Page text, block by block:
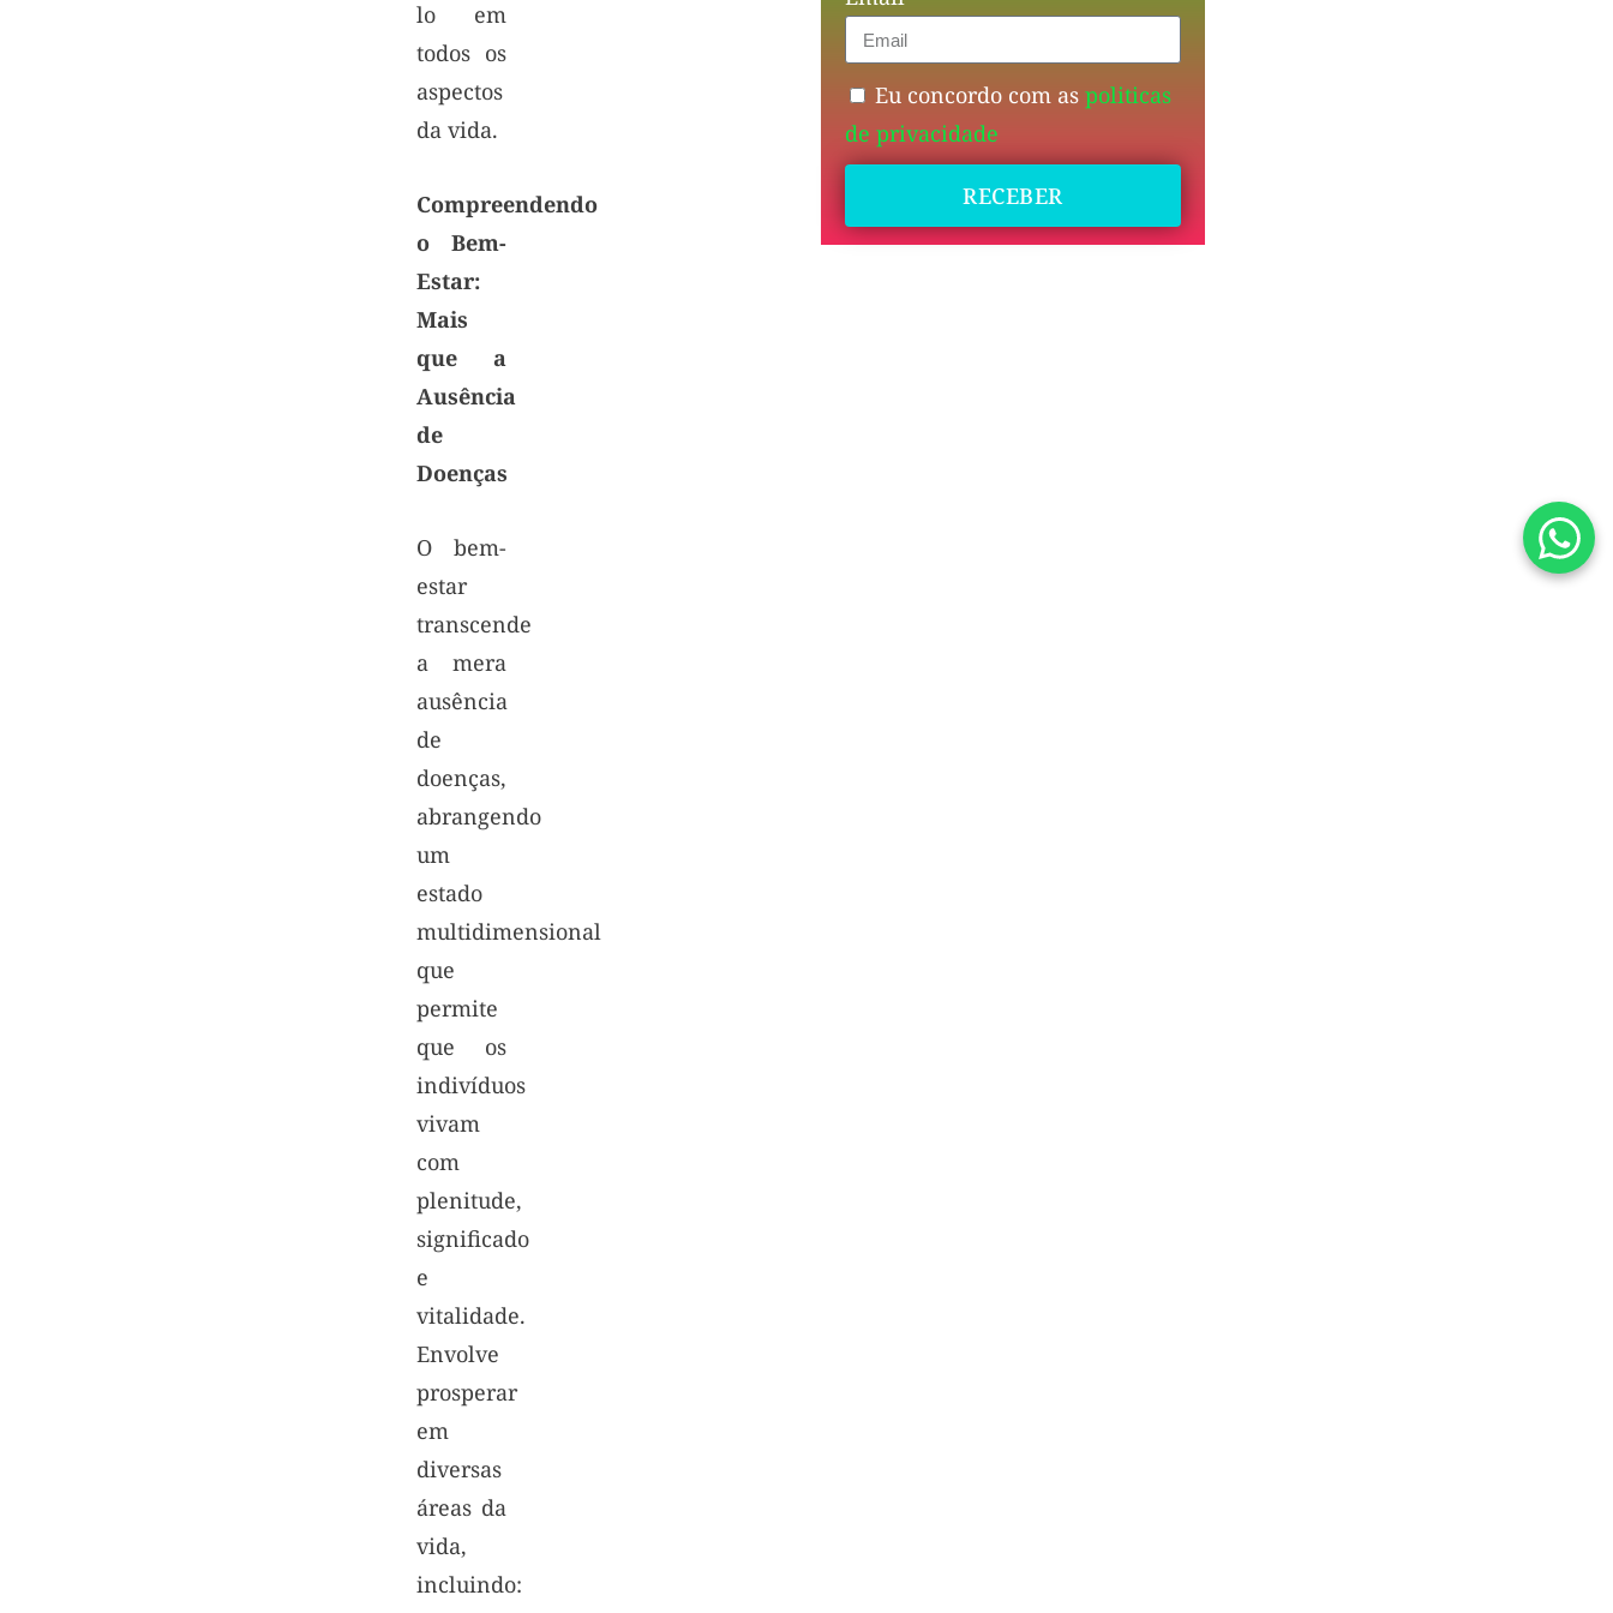
lo em
todos os
aspectos
da vida.
Compreendendo
o Bem-
Estar:
Mais
que a
Ausência
de
Doenças
O bem-
estar
transcende
a mera
ausência
de
doenças,
abrangendo
um
estado
multidimensional
que
permite
que os
indivíduos
vivam
com
plenitude,
significado
e
vitalidade.
Envolve
prosperar
em
diversas
áreas da
vida,
incluindo:
Eu concordo com aspoliticas
de privacidade
RECEBER